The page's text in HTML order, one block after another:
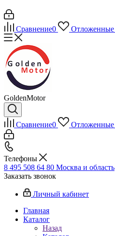
Сравнение0 Отложенные
GoldenMotor
Сравнение0 Отложенные
Телефоны
8 495 508 64 80 Москва и область
Заказать звонок
Личный кабинет
Главная
Каталог
Назад